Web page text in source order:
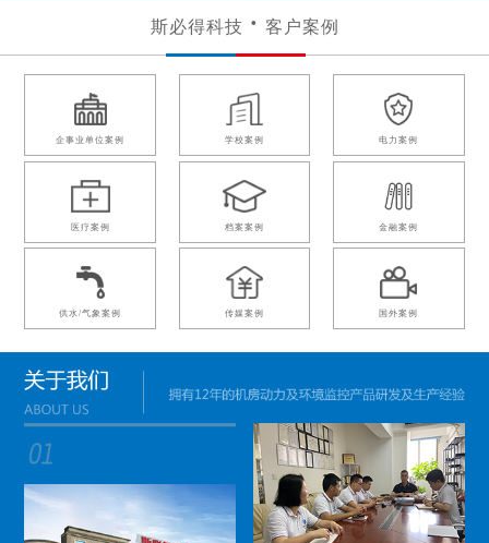
斯必得科技 客户案例
企事业单位案例 学校案例 电力案例
医疗案例 档案案例 金融案例
供水/气象案例 传媒案例 国外案例